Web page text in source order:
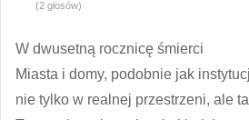
(2 głosów)
W dwusetną rocznicę śmierci
Miasta i domy, podobnie jak
nie tylko w realnej przestrzeni, ale